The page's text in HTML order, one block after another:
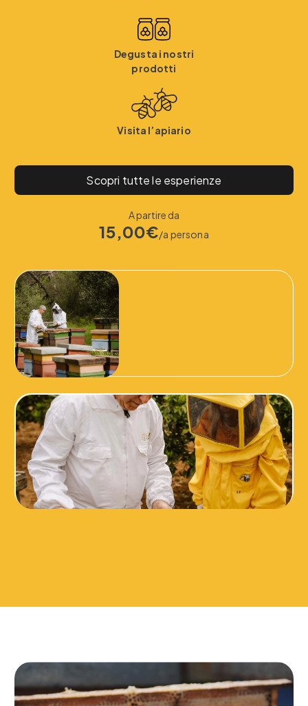
Degusta i nostri
prodotti
Visita l’apiario
Scopri tutte le esperienze
A partire da
15,00€/a persona